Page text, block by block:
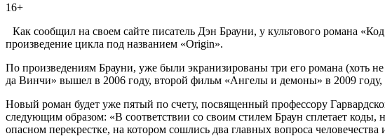
16+
Как сообщил на своем сайте писатель Дэн Брауни, у культового романа
произведение цикла под названием «Origin».
По произведениям Брауни, уже были экранизированы три его романа (хоть
да Винчи» вышел в 2006 году, второй фильм «Ангелы и демоны» в 2009
Новый роман будет уже пятый по счету, посвященный профессору
следующим образом: «В соответствии со своим стилем Браун сплетает
опасном перекрестке, на котором сошлись два главных вопроса